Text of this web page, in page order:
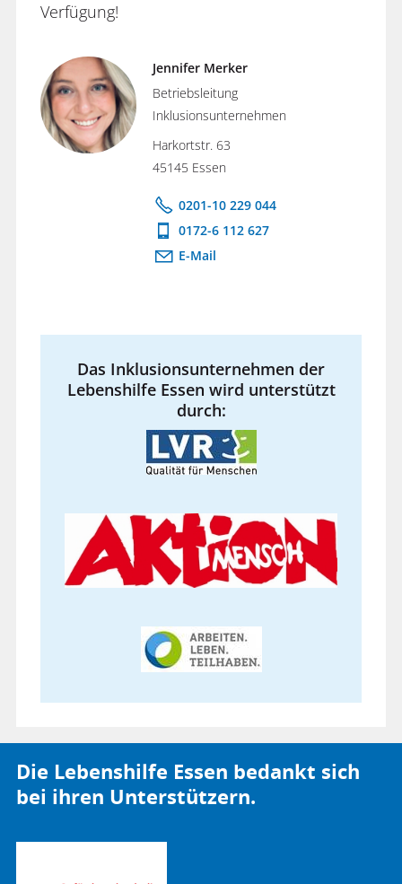
Verfügung!
Jennifer Merker
Betriebsleitung
Inklusionsunternehmen
Harkortstr. 63
45145 Essen
0201-10 229 044
0172-6 112 627
E-Mail
Das Inklusionsunternehmen der
Lebenshilfe Essen wird unterstützt
durch:
Die Lebenshilfe Essen bedankt sich
bei ihren Unterstützern.